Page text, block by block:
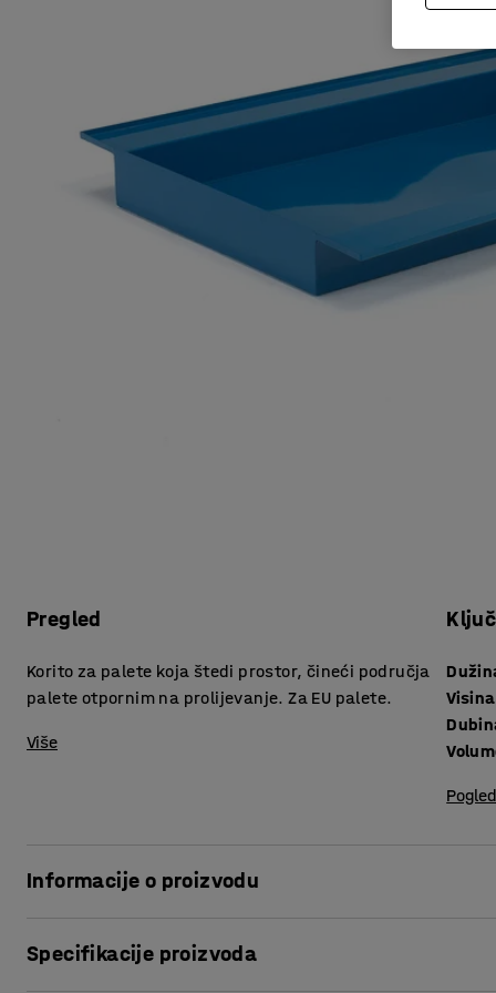
Pregled
Korito za palete koja štedi prostor, čineći područja
palete otpornim na prolijevanje. Za EU palete.
Više
Visina
Informacije o proizvodu
palete se lako postavlja na nosače paletnog regala i
Specifikacije proizvoda